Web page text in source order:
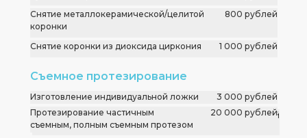
Съемное протезирование
Изготовление индивидуальной ложки 3 000 рублей
Снятие оттиска с одной челюсти 1 000 рублей
Протезирование частичным
съемным, полным съемным протезом
20 000 рублей
Снятие металлокерамической/целитой
коронки
800 рублей
Снятие коронки из диоксида циркония 1 000 рублей